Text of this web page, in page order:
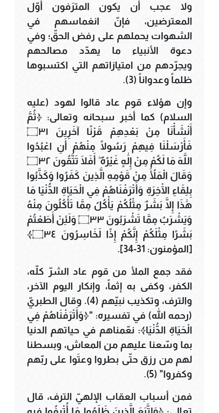
ولا عجب أن يكون المترَفون أوّل
المعترضين، فإنّ انغماسهم في
الشهوات يحملهم على رفض الحقّ؛ وفي
دعوة الأنبياء ما يهدّد مصالحهم
ويجرّدهم من امتيازاتهم التي اكتسبوها
ظلماً وعدواناً (3).
وإن هؤلاء قوم عاد قالوا لهود (عليه
السلام) كما أخبر سبحانه وتعالى: ﴿ثُمَّ
أَنْشَأْنَا مِنْ بَعْدِهِمْ قَرْنًا آخَرِينَ ۝٣١
فَأَرْسَلْنَا فِيهِمْ رَسُولًا مِنْهُمْ أَنِ اعْبُدُوا
اللَّهَ مَا لَكُمْ مِنْ إِلَٰهٍ غَيْرُهُ ۖ أَفَلَا تَتَّقُونَ ۝٣٢
وَقَالَ الْمَلَأُ مِنْ قَوْمِهِ الَّذِينَ كَفَرُوا وَكَذَّبُوا
بِلِقَاءِ الْآخِرَةِ وَأَتْرَفْنَاهُمْ فِي الْحَيَاةِ الدُّنْيَا مَا
هَٰذَا إِلَّا بَشَرٌ مِثْلُكُمْ يَأْكُلُ مِمَّا تَأْكُلُونَ مِنْهُ
وَيَشْرَبُ مِمَّا تَشْرَبُونَ ۝٣٣ وَلَئِنْ أَطَعْتُمْ
بَشَرًا مِثْلَكُمْ إِنَّكُمْ إِذًا لَخَاسِرُونَ ۝٣٤﴾
[المؤمنون: 31-34].
فقد جمع الملأ من قوم عاد الشرّ كلّه،
الكفر، وكفى به إثماً، وإنكار اليوم الآخر،
والترف، وتكذيب نبيّهم (4). وقال الطبريّ
(رحمه الله) في تفسيره: "﴿وَأَتْرَفْنَاهُمْ فِي
الْحَيَاةِ الدُّنْيَا﴾: نعّمناهم في حياتهم الدنيا
بما وسّعنا عليهم من المعاش، وبسطنا
لهم من رزق حتّى بطروا وعتَوا على ربّهم
وكفروا" (5).
فمن أسباب العقاب الإلهيّ الترف، قال